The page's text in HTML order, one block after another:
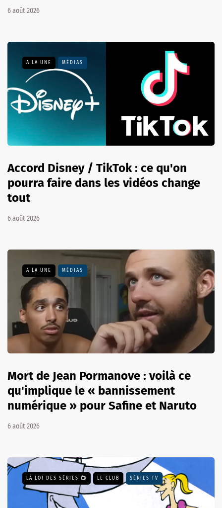
6 août 2026
A LA UNE MÉDIAS
Accord Disney / TikTok : ce qu'on
pourra faire dans les vidéos change
tout
6 août 2026
A LA UNE MÉDIAS
Mort de Jean Pormanove : voilà ce
qu'implique le « bannissement
numérique » pour Safine et Naruto
6 août 2026
LA LOI DES SÉRIES 📺 LE CLUB SÉRIES TV